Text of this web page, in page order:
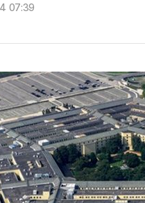
07:39